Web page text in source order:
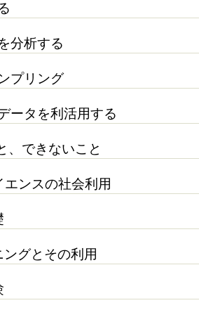
分析する
プリング
ータを利活用する
できないこと
ンスの社会利用
グとその利用